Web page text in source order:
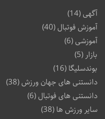
آگهی(14)
آموزش فوتبال (40)
آموزشی(6)
بازار (5)
بوندسلیگا (16)
دانستنی های جهان ورزش(38)
دانستنی های فوتبال (6)
سایر ورزش ها (38)